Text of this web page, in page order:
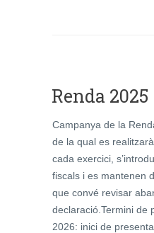
Renda 2025
Campanya de la
de la qual es
cada exercici,
fiscals i es mantenen
que convé revisar
declaració.Termini de
2026: inici de